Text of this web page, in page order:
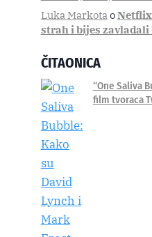
Luka Markotao
strah i bijes
ČITAONICA
“One Saliva
film tvoraca